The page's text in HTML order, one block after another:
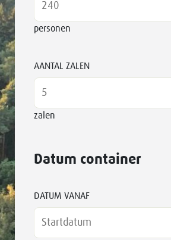
personen
AANTAL ZALEN
zalen
Datum container
DATUM VANAF